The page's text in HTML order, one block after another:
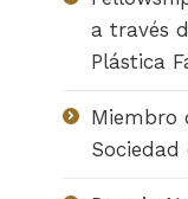
a través
Plástica
Miembro
Sociedad